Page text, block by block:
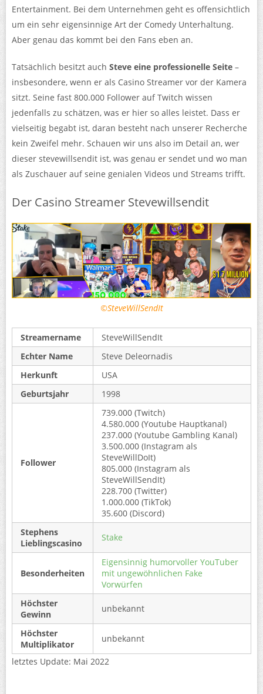
Entertainment. Bei dem Unternehmen geht es offensichtlich
um ein sehr eigensinnige Art der Comedy Unterhaltung.
Aber genau das kommt bei den Fans eben an.
Tatsächlich besitzt auch Steve eine professionelle Seite –
insbesondere, wenn er als Casino Streamer vor der Kamera
sitzt. Seine fast 800.000 Follower auf Twitch wissen
jedenfalls zu schätzen, was er hier so alles leistet. Dass er
vielseitig begabt ist, daran besteht nach unserer Recherche
kein Zweifel mehr. Schauen wir uns also im Detail an, wer
dieser stevewillsendit ist, was genau er sendet und wo man
als Zuschauer auf seine genialen Videos und Streams trifft.
Der Casino Streamer Stevewillsendit
©SteveWillSendIt
Streamername
SteveWillSendIt
Echter Name
Steve Deleornadis
Herkunft
USA
Geburtsjahr
1998
Follower
739.000 (Twitch)
4.580.000 (Youtube Hauptkanal)
237.000 (Youtube Gambling Kanal)
3.500.000 (Instagram als
SteveWillDoIt)
805.000 (Instagram als
SteveWillSendIt)
228.700 (Twitter)
1.000.000 (TikTok)
35.600 (Discord)
Stephens
Lieblingscasino
Stake
Besonderheiten
Eigensinnig humorvoller YouTuber
mit ungewöhnlichen Fake
Vorwürfen
Höchster
Gewinn
unbekannt
Höchster
Multiplikator
unbekannt
letztes Update: Mai 2022